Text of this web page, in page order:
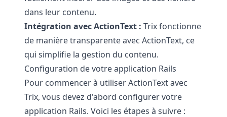
dans leur contenu.
Intégration avec ActionText : Trix fonctionne
de manière transparente avec ActionText, ce
qui simplifie la gestion du contenu.
Configuration de votre application Rails
Pour commencer à utiliser ActionText avec
Trix, vous devez d'abord configurer votre
application Rails. Voici les étapes à suivre :